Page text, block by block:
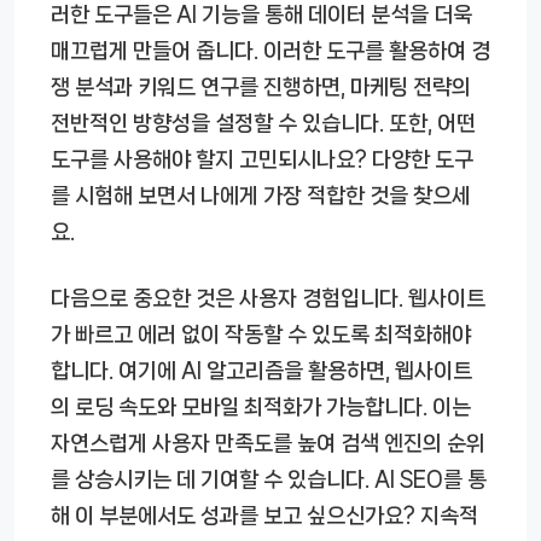
러한 도구들은 AI 기능을 통해 데이터 분석을 더욱
매끄럽게 만들어 줍니다. 이러한 도구를 활용하여 경
쟁 분석과 키워드 연구를 진행하면, 마케팅 전략의
전반적인 방향성을 설정할 수 있습니다. 또한, 어떤
도구를 사용해야 할지 고민되시나요? 다양한 도구
를 시험해 보면서 나에게 가장 적합한 것을 찾으세
요.
다음으로 중요한 것은 사용자 경험입니다. 웹사이트
가 빠르고 에러 없이 작동할 수 있도록 최적화해야
합니다. 여기에 AI 알고리즘을 활용하면, 웹사이트
의 로딩 속도와 모바일 최적화가 가능합니다. 이는
자연스럽게 사용자 만족도를 높여 검색 엔진의 순위
를 상승시키는 데 기여할 수 있습니다. AI SEO를 통
해 이 부분에서도 성과를 보고 싶으신가요? 지속적